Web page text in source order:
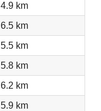
4.9 km
6.5 km
5.5 km
5.8 km
6.2 km
5.9 km